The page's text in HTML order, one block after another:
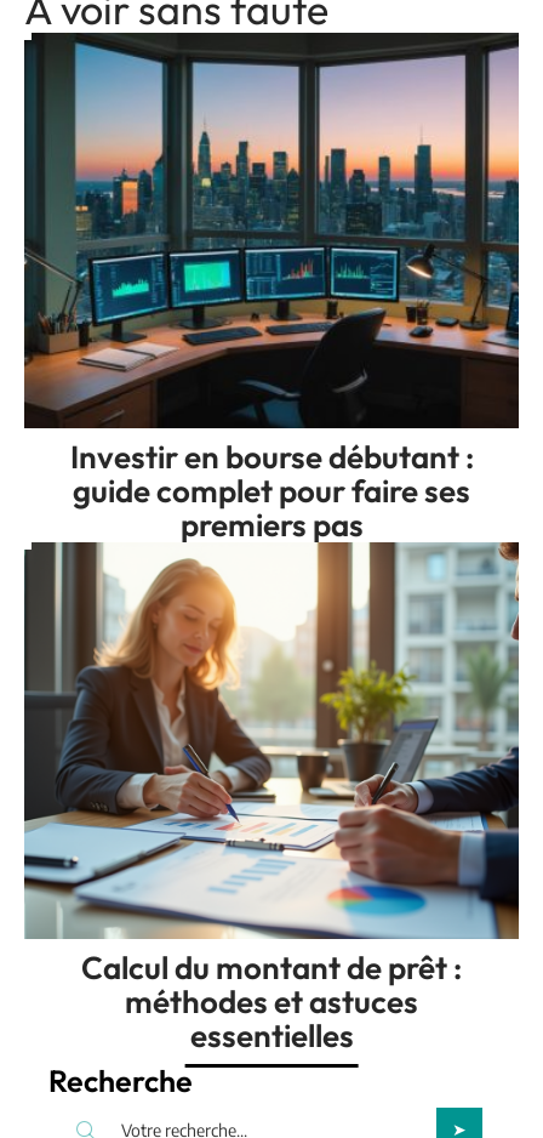
Investir en bourse débutant :
guide complet pour faire ses
premiers pas
Calcul du montant de prêt :
méthodes et astuces
essentielles
Recherche